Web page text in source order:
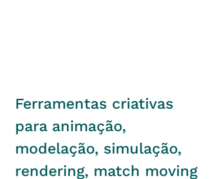
Ferramentas criativas
para animação,
modelação, simulação,
rendering, match moving